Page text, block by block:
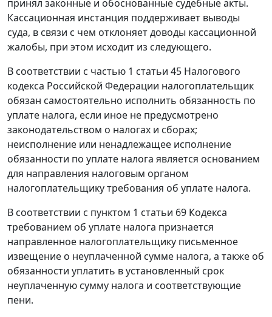
принял законные и обоснованные судебные акты.
Кассационная инстанция поддерживает выводы
суда, в связи с чем отклоняет доводы кассационной
жалобы, при этом исходит из следующего.
В соответствии с частью 1 статьи 45 Налогового
кодекса Российской Федерации налогоплательщик
обязан самостоятельно исполнить обязанность по
уплате налога, если иное не предусмотрено
законодательством о налогах и сборах;
неисполнение или ненадлежащее исполнение
обязанности по уплате налога является основанием
для направления налоговым органом
налогоплательщику требования об уплате налога.
В соответствии с пунктом 1 статьи 69 Кодекса
требованием об уплате налога признается
направленное налогоплательщику письменное
извещение о неуплаченной сумме налога, а также об
обязанности уплатить в установленный срок
неуплаченную сумму налога и соответствующие
пени.